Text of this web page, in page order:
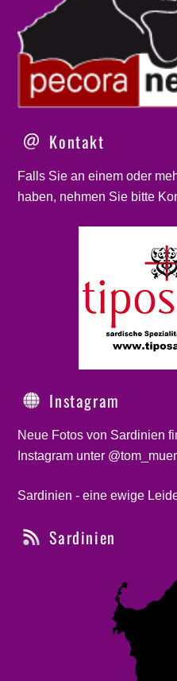
Kontakt
Falls Sie an einem oder
haben, nehmen Sie bitte
Instagram
Neue Fotos von Sardinien
Instagram unter
Sardinien - eine ewige
Sardinien